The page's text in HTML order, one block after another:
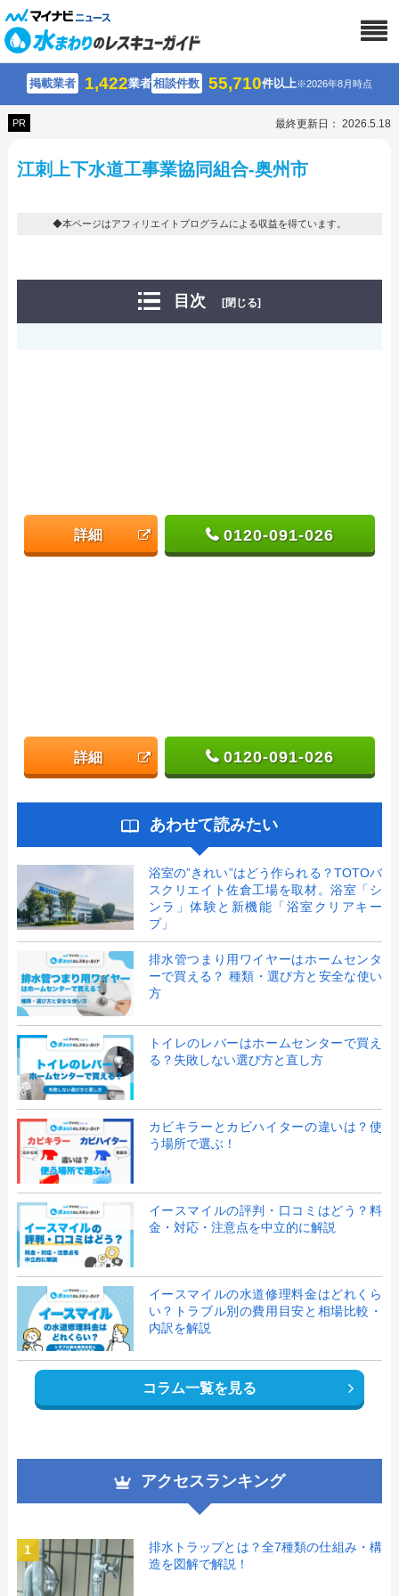
掲載業者 1,422業者相談件数 55,710件以上※2026年8月時点
PR 最終更新日： 2026.5.18
江刺上下水道工事業協同組合-奥州市
◆本ページはアフィリエイトプログラムによる収益を得ています。
目次 [閉じる]
詳細 0120-091-026
詳細 0120-091-026
あわせて読みたい
浴室の”きれい”はどう作られる？TOTOバ
スクリエイト佐倉工場を取材。浴室「シ
ンラ」体験と新機能「浴室クリアキー
プ」
排水管つまり用ワイヤーはホームセンタ
ーで買える？ 種類・選び方と安全な使い
方
トイレのレバーはホームセンターで買え
る？失敗しない選び方と直し方
カビキラーとカビハイターの違いは？使
う場所で選ぶ！
イースマイルの評判・口コミはどう？料
金・対応・注意点を中立的に解説
イースマイルの水道修理料金はどれくら
い？トラブル別の費用目安と相場比較・
内訳を解説
コラム一覧を見る
アクセスランキング
1
排水トラップとは？全7種類の仕組み・構
造を図解で解説！